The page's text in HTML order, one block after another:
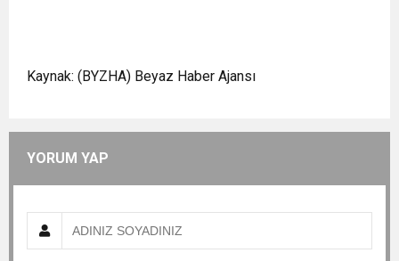
Kaynak: (BYZHA) Beyaz Haber Ajansı
YORUM YAP